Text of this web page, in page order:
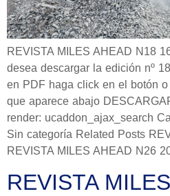
REVISTA MILES AHEAD N18
desea descargar la edición nº
en PDF haga click en el botón
que aparece abajo
render: ucaddon_ajax_search
Sin categoría Related Posts
REVISTA MILES AHEAD N26
REVISTA